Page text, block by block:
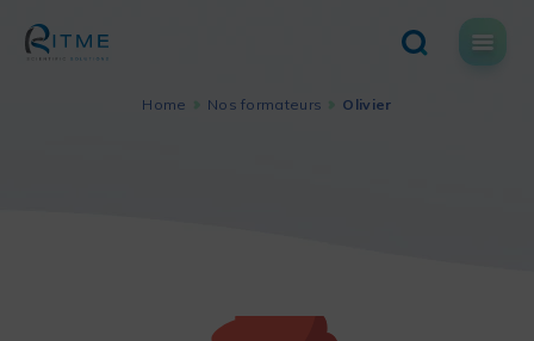
content
Home Nos formateurs Olivier